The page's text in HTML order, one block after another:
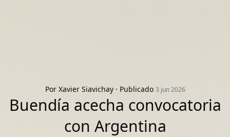
Por Xavier Siavichay· Publicado 3 jun 2026
Buendía acecha convocatoria
con Argentina